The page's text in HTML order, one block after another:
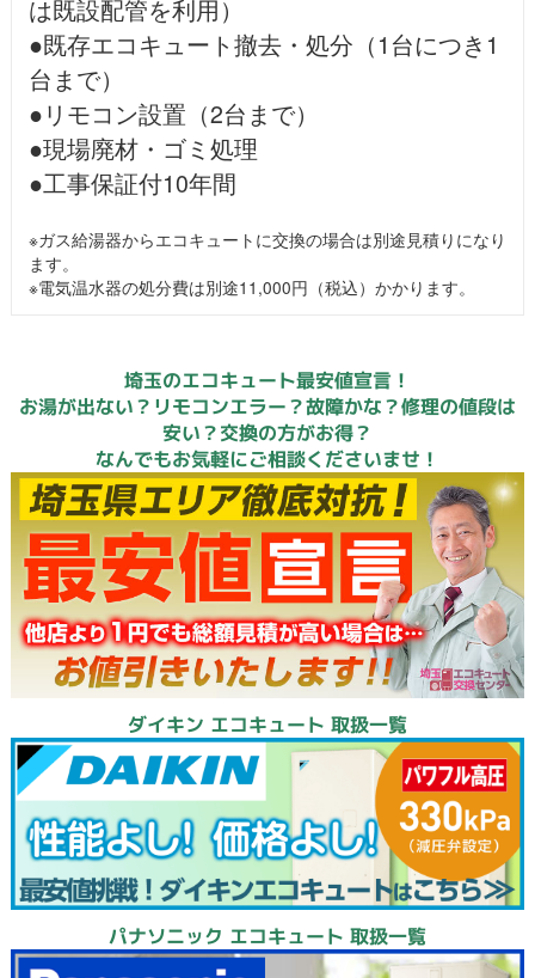
は既設配管を利用）
●既存エコキュート撤去・処分（1台につき1
台まで）
●リモコン設置（2台まで）
●現場廃材・ゴミ処理
●工事保証付10年間
※ガス給湯器からエコキュートに交換の場合は別途見積りになり
ます。
※電気温水器の処分費は別途11,000円（税込）かかります。
埼玉のエコキュート最安値宣言！
お湯が出ない？リモコンエラー？故障かな？修理の値段は
安い？交換の方がお得？
なんでもお気軽にご相談くださいませ！
ダイキン エコキュート 取扱一覧
パナソニック エコキュート 取扱一覧